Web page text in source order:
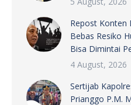
Repost Konten
Bebas Resiko
Bisa Dimintai
4 August, 2026
Sertijab
Prianggo P.M.